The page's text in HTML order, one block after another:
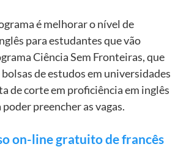
é melhorar o nível de
para estudantes que vão
Ciência Sem Fronteiras, que
de estudos em universidades
de corte em proficiência em inglês
preencher as vagas.
on-line gratuito de francês